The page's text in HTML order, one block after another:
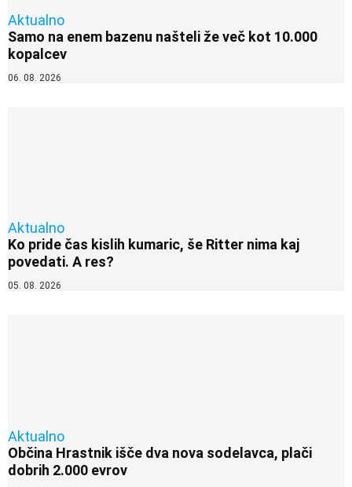
Aktualno
Samo na enem bazenu našteli že več kot 10.000
kopalcev
06. 08. 2026
Aktualno
Ko pride čas kislih kumaric, še Ritter nima kaj
povedati. A res?
05. 08. 2026
Aktualno
Občina Hrastnik išče dva nova sodelavca, plači
dobrih 2.000 evrov